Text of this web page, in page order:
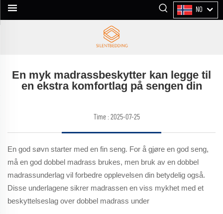
NO
En myk madrassbeskytter kan legge til
en ekstra komfortlag på sengen din
Time : 2025-07-25
En god søvn starter med en fin seng. For å gjøre en god seng,
må en god dobbel madrass brukes, men bruk av en dobbel
madrassunderlag vil forbedre opplevelsen din betydelig også.
Disse underlagene sikrer madrassen en viss mykhet med et
beskyttelseslag over dobbel madrass under